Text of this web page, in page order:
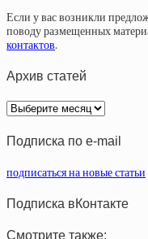
Если у вас возникли
поводу размещенных
контактов.
Архив статей
Архив
статей
Подписка по e-mail
подписаться на новые статьи
Подписка вКонтакте
Смотрите также: